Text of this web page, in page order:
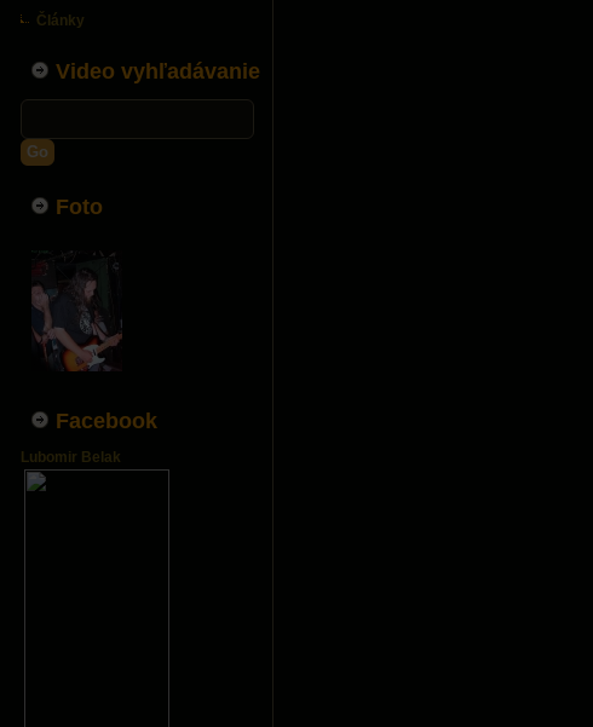
Články
Video vyhľadávanie
Go
Foto
Facebook
Lubomir Belak